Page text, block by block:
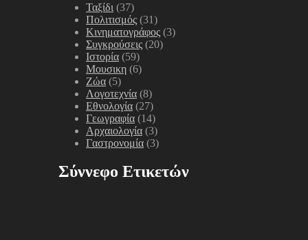
Ταξίδι (37)
Πολιτισμός (31)
Κινηματογράφος (3)
Συγκρούσεις (20)
Ιστορία (59)
Μουσικη (6)
Ζώα (5)
Λογοτεχνία (8)
Εθνολογία (27)
Γεωγραφία (14)
Αρχαιολογία (3)
Γαστρονομία (3)
Σύννεφο Ετικετών